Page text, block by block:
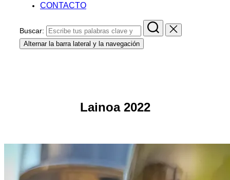
CONTACTO
Buscar:
Alternar la barra lateral y la navegación
Lainoa 2022